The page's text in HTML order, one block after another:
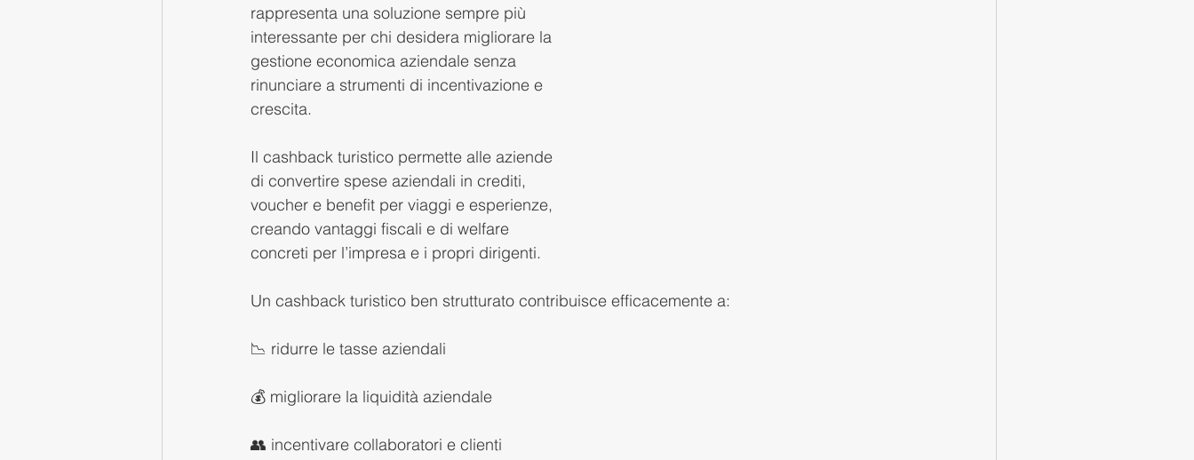
rappresenta una soluzione sempre più
interessante per chi desidera migliorare la
gestione economica aziendale senza
rinunciare a strumenti di incentivazione e
crescita.
Il cashback turistico permette alle aziende
di convertire spese aziendali in crediti,
voucher e benefit per viaggi e esperienze,
creando vantaggi fiscali e di welfare
concreti per l’impresa e i propri dirigenti.
Un cashback turistico ben strutturato contribuisce efficacemente a:
📉 ridurre le tasse aziendali
💰 migliorare la liquidità aziendale
👥 incentivare collaboratori e clienti